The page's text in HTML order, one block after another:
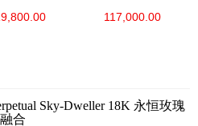
鋼 單紅
117,000.00
Sky-Dweller 18K 永恒玫瑰
合